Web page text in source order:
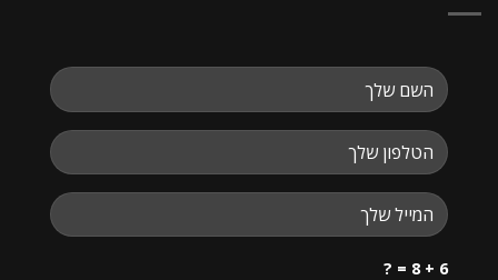
6 + 8 = ?